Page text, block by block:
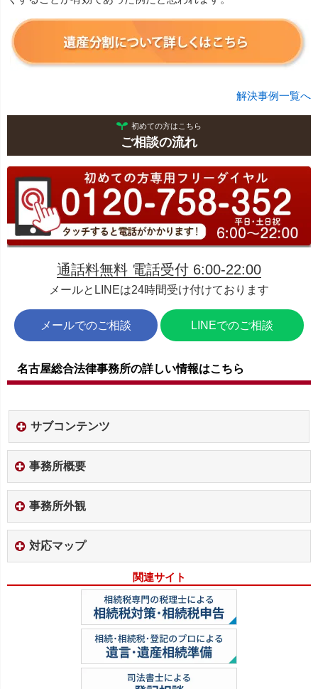
解決事例一覧へ
初めての方はこちら
ご相談の流れ
通話料無料 電話受付 6:00-22:00
メールとLINEは24時間受け付けております
メールでのご相談 LINEでのご相談
名古屋総合法律事務所の詳しい情報はこちら
サブコンテンツ
事務所概要
事務所外観
対応マップ
関連サイト